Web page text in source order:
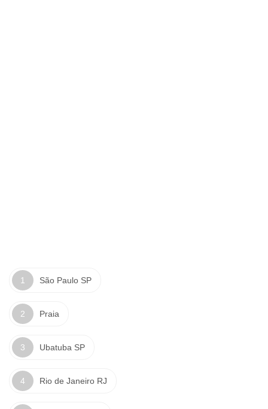
São Paulo SP
Praia
Ubatuba SP
Rio de Janeiro RJ